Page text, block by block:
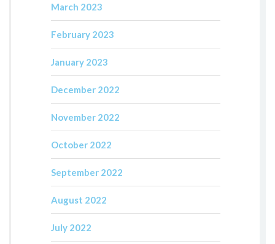
March 2023
February 2023
January 2023
December 2022
November 2022
October 2022
September 2022
August 2022
July 2022